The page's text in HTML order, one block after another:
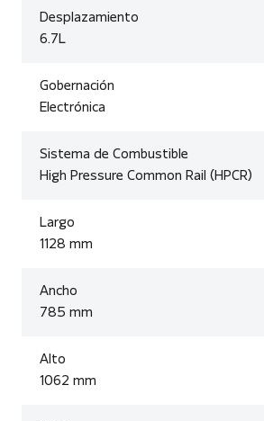
Desplazamiento
6.7L
Gobernación
Electrónica
Sistema de Combustible
High Pressure Common Rail (HPCR)
Largo
1128 mm
Ancho
785 mm
Alto
1062 mm